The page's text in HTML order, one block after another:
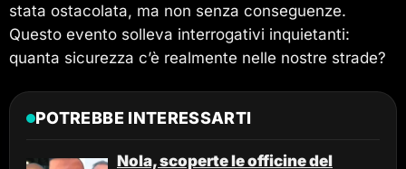
stata ostacolata, ma non senza conseguenze.
Questo evento solleva interrogativi inquietanti:
quanta sicurezza c’è realmente nelle nostre strade?
POTREBBE INTERESSARTI
Nola, scoperte le officine del